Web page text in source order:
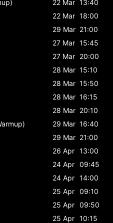
22 Mar 13:40
22 Mar 18:00
29 Mar 21:00
27 Mar 15:45
27 Mar 20:00
28 Mar 15:10
28 Mar 15:50
28 Mar 16:15
28 Mar 20:10
29 Mar 16:40
29 Mar 21:00
26 Apr 13:00
24 Apr 09:45
24 Apr 14:00
25 Apr 09:10
25 Apr 09:50
25 Apr 10:15